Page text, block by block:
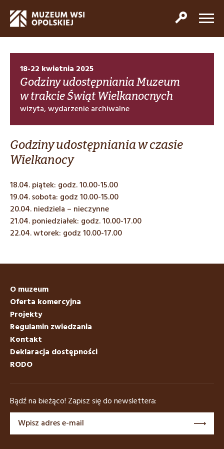
18-22 kwietnia 2025
Godziny udostępniania Muzeum
w trakcie Świąt Wielkanocnych
wizyta, wydarzenie archiwalne
Godziny udostępniania w czasie
Wielkanocy
18.04. piątek: godz. 10.00-15.00
19.04. sobota: godz 10.00-15.00
20.04. niedziela – nieczynne
21.04. poniedziałek: godz. 10.00-17.00
22.04. wtorek: godz 10.00-17.00
O muzeum
Oferta komercyjna
Projekty
Regulamin zwiedzania
Kontakt
Deklaracja dostępności
RODO
Bądź na bieżąco! Zapisz się do newslettera: